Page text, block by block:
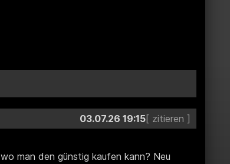
03.07.26 19:15
man den günstig kaufen kann? Neu